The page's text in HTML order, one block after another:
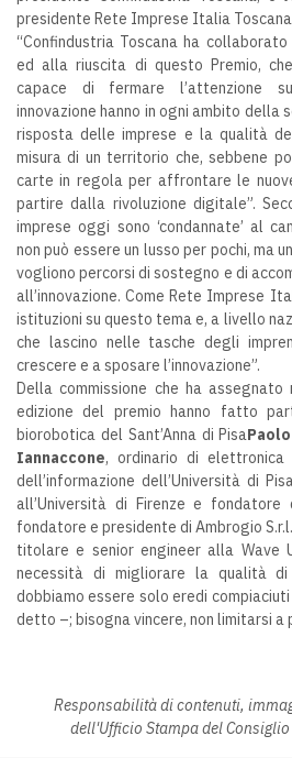
presidente Rete Imprese Italia
“Confindustria Toscana ha
ed alla riuscita di questo Premio,
capace di fermare l’attenzione
innovazione hanno in ogni ambito della
risposta delle imprese e la qualità
misura di un territorio che, sebbene
carte in regola per affrontare le
partire dalla rivoluzione digitale”.
imprese oggi sono ‘condannate’ al
non può essere un lusso per pochi, ma
vogliono percorsi di sostegno e di
all’innovazione. Come Rete Imprese
istituzioni su questo tema e, a livello
che lascino nelle tasche degli
crescere e a sposare l’innovazione”.
Della commissione che ha
edizione del premio hanno fatto
biorobotica del Sant’Anna di Pisa
Iannaccone, ordinario di
dell’informazione dell’Università di
all’Università di Firenze e fondatore
fondatore e presidente di Ambrogio
titolare e senior engineer alla Wave
necessità di migliorare la qualità
dobbiamo essere solo eredi
detto –; bisogna vincere, non limitarsi a
Responsabilità di contenuti,
dell'Ufficio Stampa del